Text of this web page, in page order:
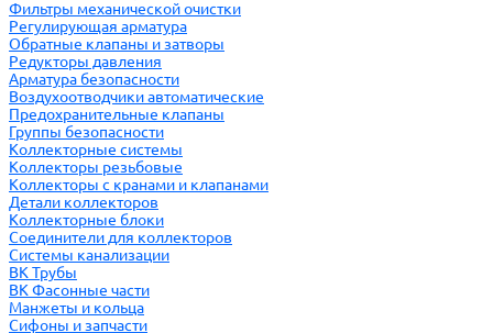
Фильтры механической очистки
Регулирующая арматура
Обратные клапаны и затворы
Редукторы давления
Арматура безопасности
Воздухоотводчики автоматические
Предохранительные клапаны
Группы безопасности
Коллекторные системы
Коллекторы резьбовые
Коллекторы с кранами и клапанами
Детали коллекторов
Коллекторные блоки
Соединители для коллекторов
Системы канализации
ВК Трубы
ВК Фасонные части
Манжеты и кольца
Сифоны и запчасти